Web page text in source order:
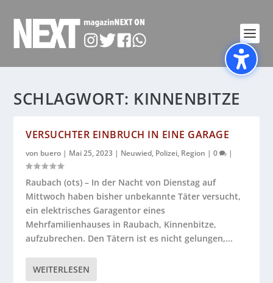
SCHLAGWORT: KINNENBITZE
VERSUCHTER EINBRUCH IN EINE GARAGE
von buero | Mai 25, 2023 | Neuwied, Polizei, Region |0 |
Raubach (ots) – In der Nacht von Dienstag auf
Mittwoch haben bisher unbekannte Täter versucht,
ein elektrisches Garagentor eines
Mehrfamilienhauses in Raubach, Kinnenbitze,
aufzubrechen. Den Tätern ist es nicht gelungen,...
WEITERLESEN